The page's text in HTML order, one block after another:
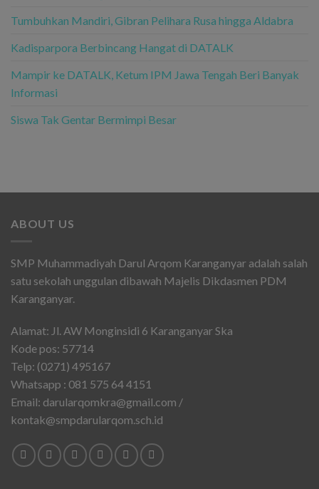
Tumbuhkan Mandiri, Gibran Pelihara Rusa hingga Aldabra
Kadisparpora Berbincang Hangat di DATALK
Mampir ke DATALK, Ketum IPM Jawa Tengah Beri Banyak
Informasi
Siswa Tak Gentar Bermimpi Besar
ABOUT US
SMP Muhammadiyah Darul Arqom Karanganyar adalah salah
satu sekolah unggulan dibawah Majelis Dikdasmen PDM
Karanganyar.
Alamat: Jl. AW Monginsidi 6 Karanganyar Ska
Kode pos: 57714
Telp: (0271) 495167
Whatsapp : 081 575 64 4151
Email: darularqomkra@gmail.com /
kontak@smpdarularqom.sch.id